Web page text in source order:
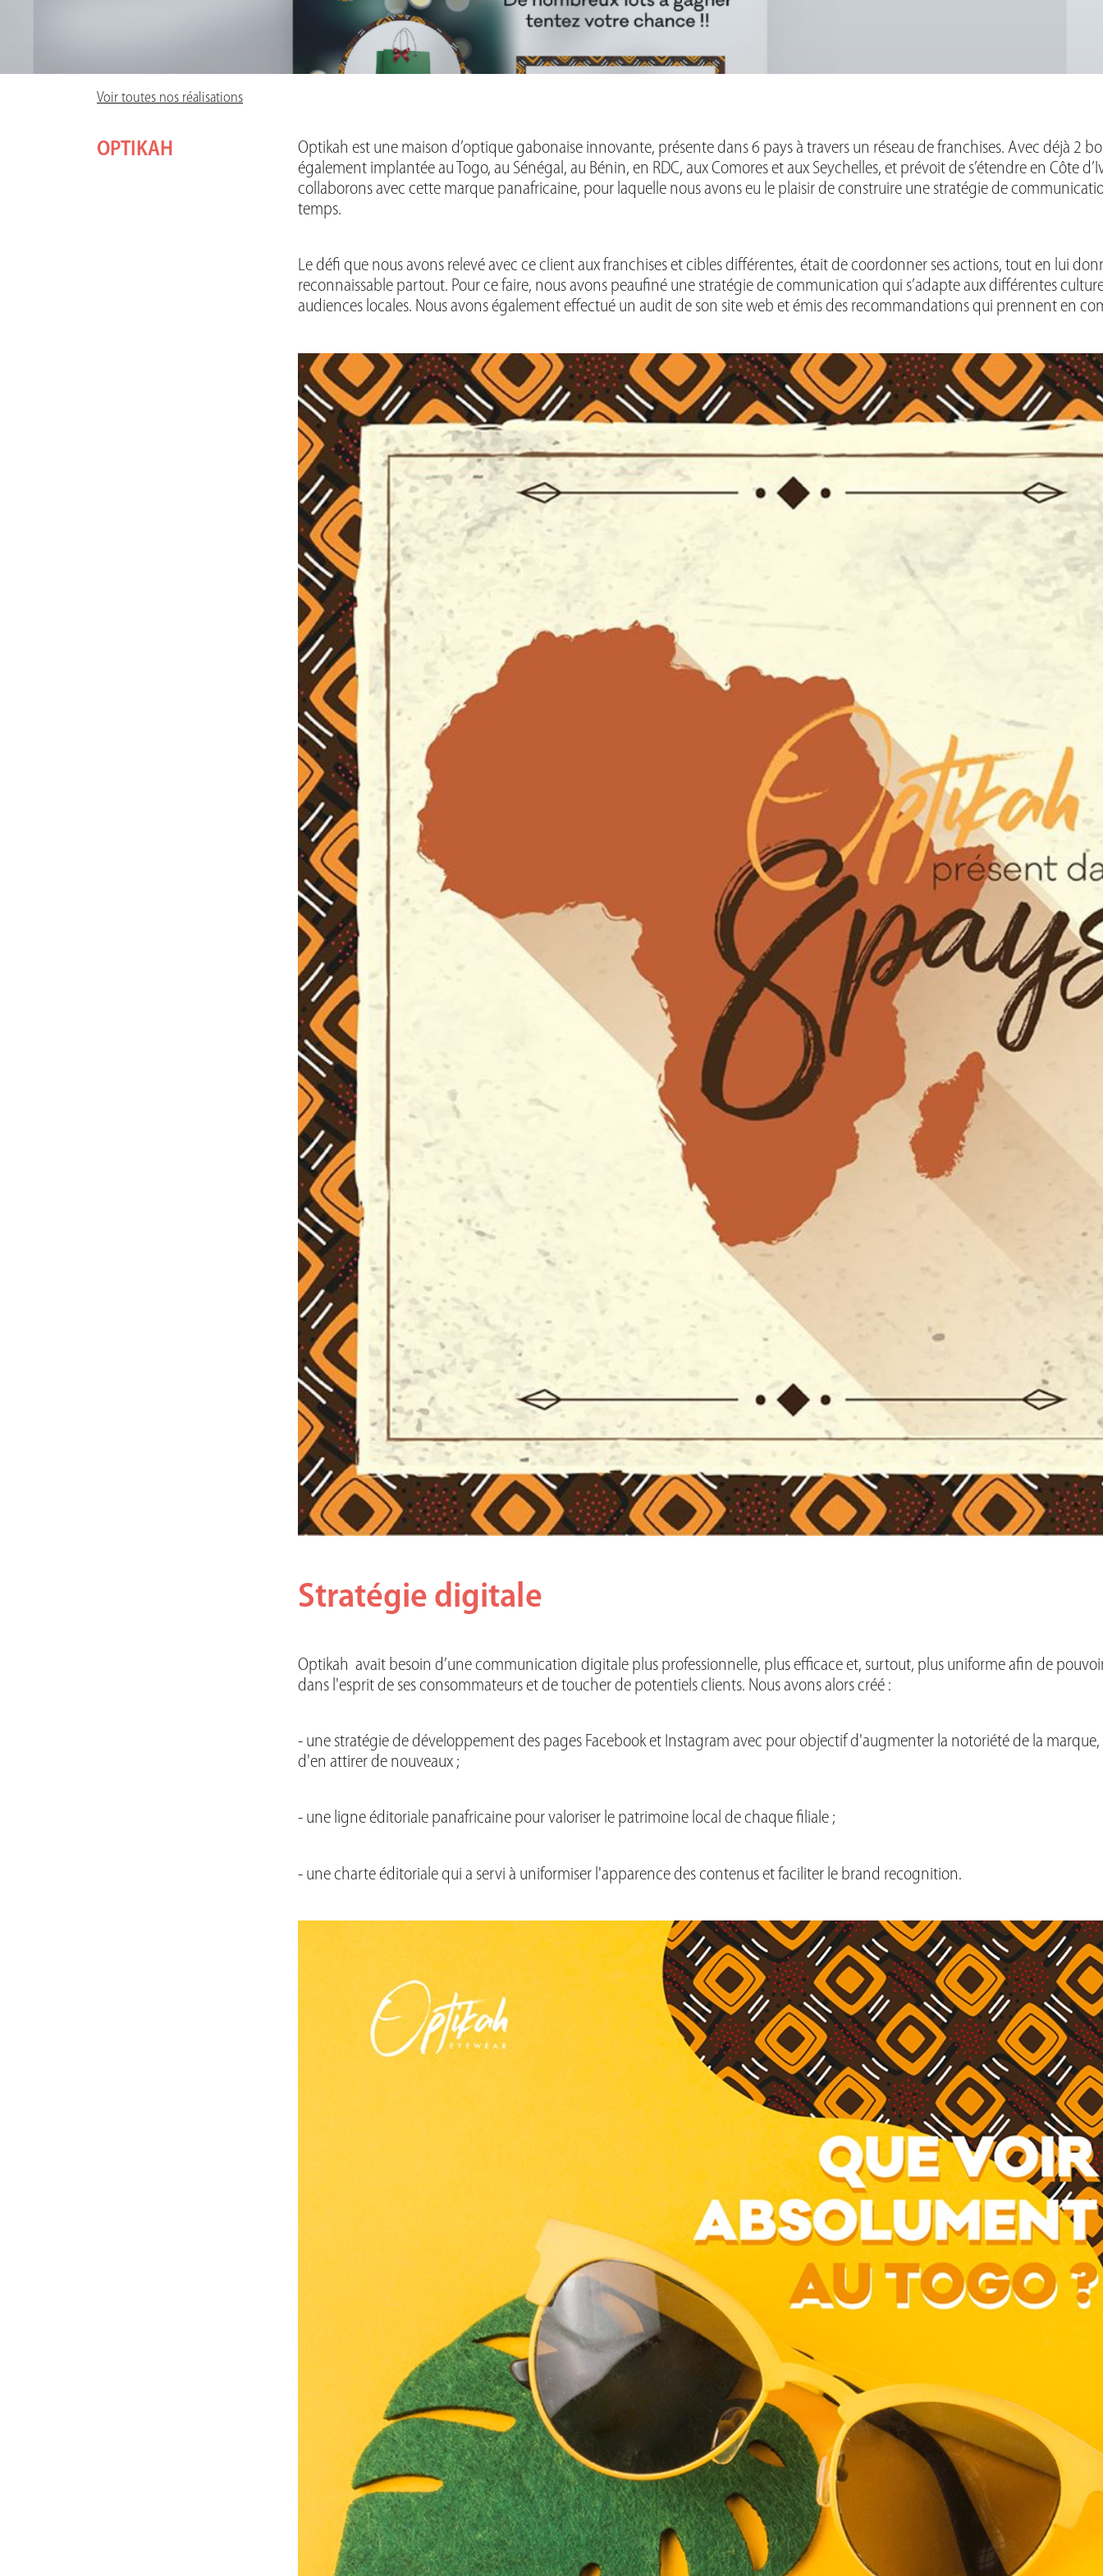
Voir toutes nos réalisations
OPTIKAH
Optikah est une maison d’optique gabonaise innovante, présente dans 6 pays à travers un réseau de franchises. Avec déjà 2
également implantée au Togo, au Sénégal, au Bénin, en RDC, aux Comores et aux Seychelles, et prévoit de s’étendre en Côte
collaborons avec cette marque panafricaine, pour laquelle nous avons eu le plaisir de construire une stratégie de
temps.
Le défi que nous avons relevé avec ce client aux franchises et cibles différentes, était de coordonner ses actions, tout en lui
reconnaissable partout. Pour ce faire, nous avons peaufiné une stratégie de communication qui s’adapte aux différentes
audiences locales. Nous avons également effectué un audit de son site web et émis des recommandations qui prennent en
Stratégie digitale
Optikah avait besoin d’une communication digitale plus professionnelle, plus efficace et, surtout, plus uniformeafin de
dans l'esprit de ses consommateurs et de toucher de potentiels clients. Nous avons alors créé :
- une stratégie de développement des pages Facebook et Instagram avec pour objectif d'augmenter la notoriété de la marque,
d'en attirer de nouveaux ;
- une ligne éditoriale panafricaine pour valoriser le patrimoine local de chaque filiale ;
- une charte éditoriale qui a servi à uniformiser l'apparence des contenus et faciliter le brand recognition.